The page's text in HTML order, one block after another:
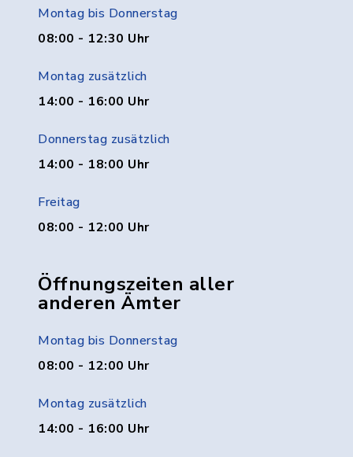
Montag bis Donnerstag
08:00 - 12:30 Uhr
Montag zusätzlich
14:00 - 16:00 Uhr
Donnerstag zusätzlich
14:00 - 18:00 Uhr
Freitag
08:00 - 12:00 Uhr
Öffnungszeiten aller
anderen Ämter
Montag bis Donnerstag
08:00 - 12:00 Uhr
Montag zusätzlich
14:00 - 16:00 Uhr